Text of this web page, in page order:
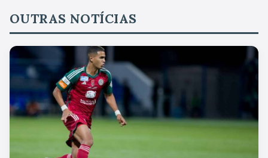
OUTRAS NOTÍCIAS